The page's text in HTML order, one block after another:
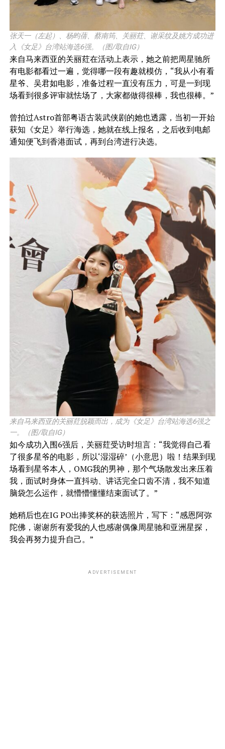
张天一（左起）、杨昀蒨、蔡南筠、关丽荭、谢采纹及姚方成功进
入《女足》台湾站海选6强。（图/取自IG）
来自马来西亚的关丽荭在活动上表示，她之前把周星驰所
有电影都看过一遍，觉得哪一段有趣就模仿，“我从小有看
星爷、吴君如电影，准备过程一直没有压力，可是一到现
场看到很多评审就怯场了，大家都做得很棒，我也很棒。”
曾拍过Astro首部粤语古装武侠剧的她也透露，当初一开始
获知《女足》举行海选，她就在线上报名，之后收到电邮
通知便飞到香港面试，再到台湾进行决选。
来自马来西亚的关丽荭脱颖而出，成为《女足》台湾站海选6强之
一。（图/取自IG）
如今成功入围6强后，关丽荭受访时坦言：“我觉得自己看
了很多星爷的电影，所以‘湿湿碎’（小意思）啦！结果到现
场看到星爷本人，OMG我的男神，那个气场散发出来压着
我，面试时身体一直抖动、讲话完全口齿不清，我不知道
脑袋怎么运作，就懵懵懂懂结束面试了。”
她稍后也在IG PO出捧奖杯的获选照片，写下：“感恩阿弥
陀佛，谢谢所有爱我的人也感谢偶像周星驰和亚洲星探，
我会再努力提升自己。”
ADVERTISEMENT